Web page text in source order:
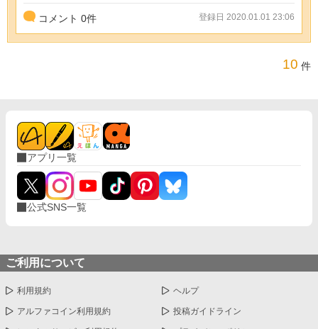
コメント 0件 登録日 2020.01.01 23:06
10 件
アプリ一覧
公式SNS一覧
ご利用について
利用規約 ヘルプ
アルファコイン利用規約 投稿ガイドライン